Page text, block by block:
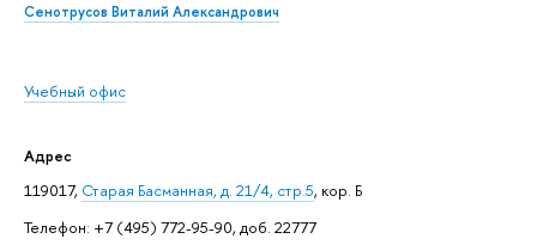
Сенотрусов Виталий Александрович
Учебный офис
Адрес
119017, Старая Басманная, д. 21/4, стр.5, кор. Б
Телефон: +7 (495) 772-95-90, доб. 22777